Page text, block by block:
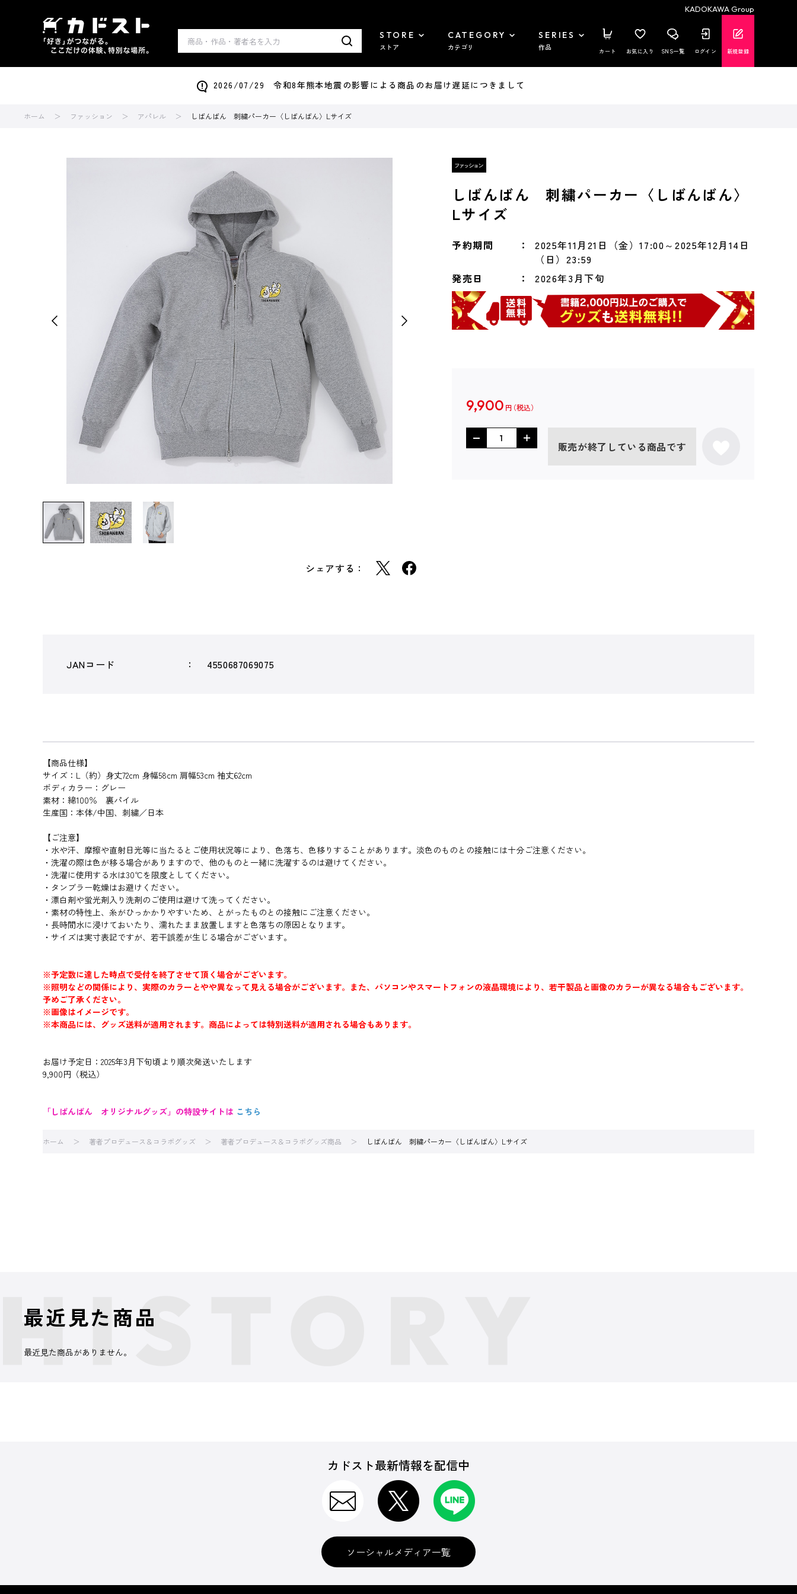
KADOKAWA Group
STORE
ストア
CATEGORY
カテゴリ
SERIES
作品 カート お気に入り SNS一覧 ログイン 新規登録
2026/07/29 令和8年熊本地震の影響による商品のお届け遅延につきまして
ホーム ファッション アパレル しばんばん 刺繍パーカー〈しばんばん〉Lサイズ
シェアする：
しばんばん 刺繍パーカー〈しばんばん〉
Lサイズ
予約期間
2025年11月21日（金）17:00～2025年12月14日
（日）23:59
発売日
2026年3月下旬
9,900 円
販売が終了している商品です
JANコード 4550687069075
【商品仕様】
サイズ：L（約）身丈72cm 身幅58cm 肩幅53cm 袖丈62cm
ボディカラー：グレー
素材：綿100％ 裏パイル
生産国：本体/中国、刺繍／日本
【ご注意】
・水や汗、摩擦や直射日光等に当たるとご使用状況等により、色落ち、色移りすることがあります。淡色のものとの接触には十分ご注意ください。
・洗濯の際は色が移る場合がありますので、他のものと一緒に洗濯するのは避けてください。
・洗濯に使用する水は30℃を限度としてください。
・タンブラー乾燥はお避けください。
・漂白剤や蛍光剤入り洗剤のご使用は避けて洗ってください。
・素材の特性上、糸がひっかかりやすいため、とがったものとの接触にご注意ください。
・長時間水に浸けておいたり、濡れたまま放置しますと色落ちの原因となります。
・サイズは実寸表記ですが、若干誤差が生じる場合がございます。
※予定数に達した時点で受付を終了させて頂く場合がございます。
※照明などの関係により、実際のカラーとやや異なって見える場合がございます。また、パソコンやスマートフォンの液晶環境により、若干製品と画像のカラーが異なる場合もございます。
予めご了承ください。
※画像はイメージです。
※本商品には、グッズ送料が適用されます。商品によっては特別送料が適用される場合もあります。
お届け予定日：2025年3月下旬頃より順次発送いたします
9,900円（税込）
「しばんばん オリジナルグッズ」の特設サイトは こちら
ホーム 著者プロデュース＆コラボグッズ 著者プロデュース＆コラボグッズ商品 しばんばん 刺繍パーカー〈しばんばん〉Lサイズ
最近見た商品
最近見た商品がありません。
カドスト最新情報を配信中
ソーシャルメディア一覧